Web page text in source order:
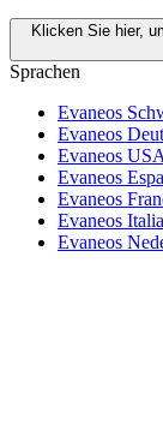
Klicken Sie hier,
Sprachen
Evaneos
Evaneos
Evaneos USA
Evaneos
Evaneos
Evaneos Italia
Evaneos